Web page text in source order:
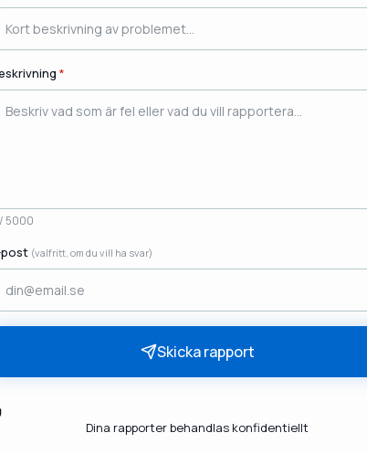
*
/ 5000
post (valfritt, om du vill ha svar)
Skicka rapport
Dina rapporter behandlas konfidentiellt